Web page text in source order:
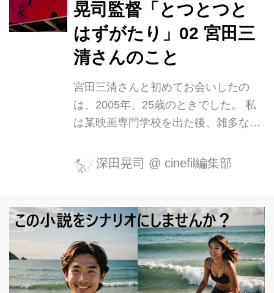
坐にまつわる思い出を少しだけ綴りま
す。 新文芸坐。東京に住む映画ファン
であれば一度は足を運んだことがある
に違いない。前身の文芸坐から数えれ
ば半世紀以上の歴史を持つ老舗の名画
座は、その個性的なプログラムと大き
いスクリーンが魅力で、忙しくてとて
晃司監督「とつとつと
はずがたり」02 宮田三
清さんのこと
宮田三清さんと初めてお会いしたの
は、2005年、25歳のときでした。 私
は某映画専門学校を出た後、雑多な映
往左往していて、ときにフツーのバイ
トもしたりしながら貯めた小金に借金
映画を3本こしらえました。散々周囲
の友人知人家族に迷惑を掛け大騒ぎし
て撮影した割には大した満足感を得ら
れることもなく、気がついたら劇団青
年団の演出部に「留学」していたのが
深田晃司 @ cinefil編集部